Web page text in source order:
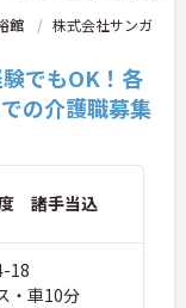
館
株式会社サンガ
験でもOK！各
の介護職募集
諸手当込
18
・車10分